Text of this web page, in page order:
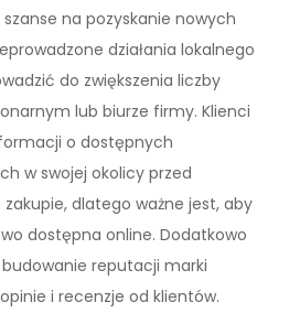
na pozyskanie nowych
działania lokalnego
do zwiększenia liczby
lub biurze firmy. Klienci
o dostępnych
w swojej okolicy przed
dlatego ważne jest, aby
dostępna online. Dodatkowo
budowanie reputacji marki
i recenzje od klientów.